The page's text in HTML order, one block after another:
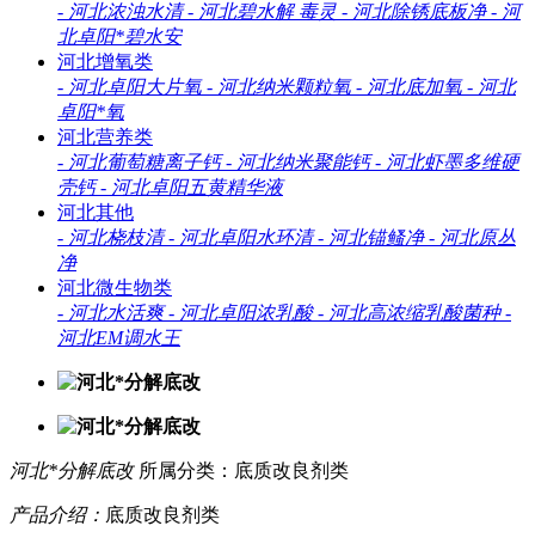
- 河北浓浊水清 - 河北碧水解 毒灵 - 河北除锈底板净 - 河
北卓阳*碧水安
河北增氧类
- 河北卓阳大片氧 - 河北纳米颗粒氧 - 河北底加氧 - 河北
卓阳*氧
河北营养类
- 河北葡萄糖离子钙 - 河北纳米聚能钙 - 河北虾墨多维硬
壳钙 - 河北卓阳五黄精华液
河北其他
- 河北桡枝清 - 河北卓阳水环清 - 河北锚鳋净 - 河北原丛
净
河北微生物类
- 河北水活爽 - 河北卓阳浓乳酸 - 河北高浓缩乳酸菌种 -
河北EM调水王
河北*分解底改 所属分类：底质改良剂类
产品介绍： 底质改良剂类